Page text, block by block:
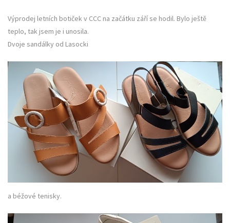
Výprodej letních botiček v CCC na začátku září se hodil. Bylo ještě
teplo, tak jsem je i unosila.
Dvoje sandálky od Lasocki
a béžové tenisky.